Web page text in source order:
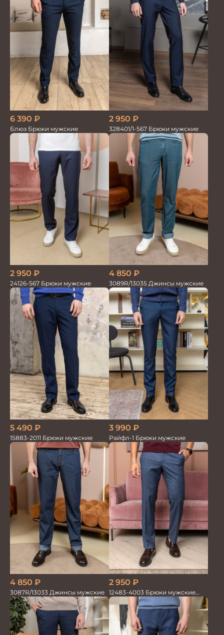
6 390 ₽
Блюз Брюки мужские
2 950 ₽
328401/1-567 Брюки мужские
2 950 ₽
24126-567 Брюки мужские
4 850 ₽
3089R/13035 Джинсы мужские
5 490 ₽
15883-2011 Брюки мужские
3 990 ₽
Райфл-1 Брюки мужские
4 850 ₽
3087R/13033 Джинсы мужские
2 950 ₽
12483-4003 Брюки мужские
серо-голубые